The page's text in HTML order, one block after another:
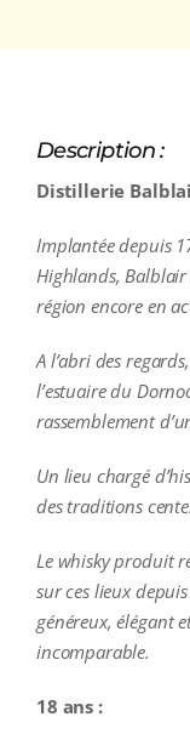
Description :
Distillerie
Implantée depuis
Highlands,
région encore en
A l’abri des
l’estuaire du
rassemblement
Un lieu chargé
des traditions
Le whisky produit
sur ces lieux
généreux, élégant
incomparable.
18 ans :